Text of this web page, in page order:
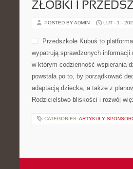
ŻŁOBKI I
POSTED BY ADMIN LUT - 1 -
Przedszkole Kubuś to
wypatrują sprawdzonych
w którym codzienność wspierania
powstała po to, by porządkować
adaptacją dziecka, a także z
Rodzicielstwo bliskości i rozwój
CATEGORIES: ARTYKUŁY